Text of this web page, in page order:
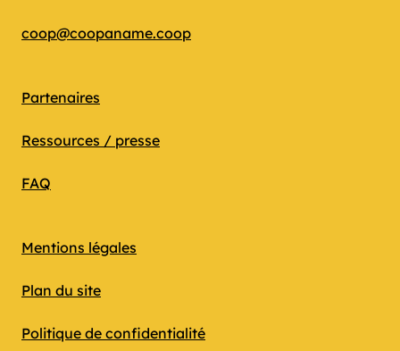
coop@coopaname.coop
Partenaires
Ressources / presse
FAQ
Mentions légales
Plan du site
Politique de confidentialité